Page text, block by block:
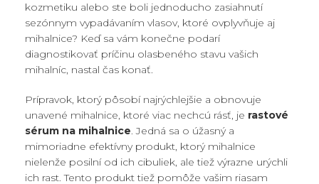
kozmetiku alebo ste boli jednoducho zasiahnutí
sezónnym vypadávaním vlasov, ktoré ovplyvňuje aj
mihalnice? Keď sa vám konečne podarí
diagnostikovať príčinu olasbeného stavu vašich
mihalníc, nastal čas konať.
Prípravok, ktorý pôsobí najrýchlejšie a obnovuje
unavené mihalnice, ktoré viac nechcú rásť, je rastové
sérum na mihalnice. Jedná sa o úžasný a
mimoriadne efektívny produkt, ktorý mihalnice
nielenže posilní od ich cibuliek, ale tiež výrazne urýchli
ich rast. Tento produkt tiež pomôže vašim riasam